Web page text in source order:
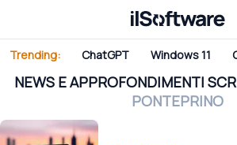
Trending: ChatGPT Windows 11
NEWS E APPROFONDIMENTI
PONTEPRINO